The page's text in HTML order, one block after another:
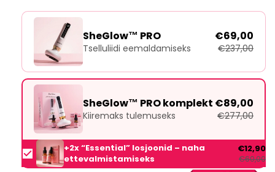
SheGlow™ PRO
Tselluliidi eemaldamiseks
€69,00
€237,00
SheGlow™ PRO komplekt
Kiiremaks tulemuseks
€89,00
€277,00
+2x “Essential” losjoonid – naha
ettevalmistamiseks
€12,90
€60,00